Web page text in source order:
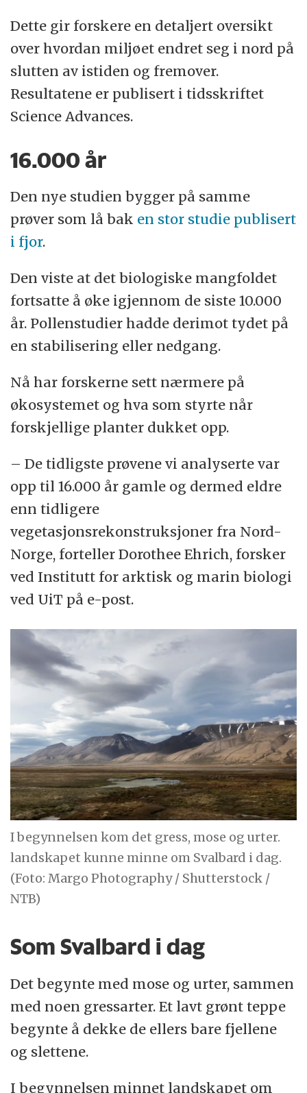
Dette gir forskere en detaljert oversikt
over hvordan miljøet endret seg i nord på
slutten av istiden og fremover.
Resultatene er publisert i tidsskriftet
Science Advances.
16.000 år
Den nye studien bygger på samme
prøver som lå bak en stor studie publisert
i fjor.
Den viste at det biologiske mangfoldet
fortsatte å øke igjennom de siste 10.000
år. Pollenstudier hadde derimot tydet på
en stabilisering eller nedgang.
Nå har forskerne sett nærmere på
økosystemet og hva som styrte når
forskjellige planter dukket opp.
– De tidligste prøvene vi analyserte var
opp til 16.000 år gamle og dermed eldre
enn tidligere
vegetasjonsrekonstruksjoner fra Nord-
Norge, forteller ‪Dorothee Ehrich‬, forsker
ved Institutt for arktisk og marin biologi
ved UiT på e-post.
I begynnelsen kom det gress, mose og urter.
landskapet kunne minne om Svalbard i dag.
(Foto: Margo Photography / Shutterstock /
NTB)
Som Svalbard i dag
Det begynte med mose og urter, sammen
med noen gressarter. Et lavt grønt teppe
begynte å dekke de ellers bare fjellene
og slettene.
I begynnelsen minnet landskapet om